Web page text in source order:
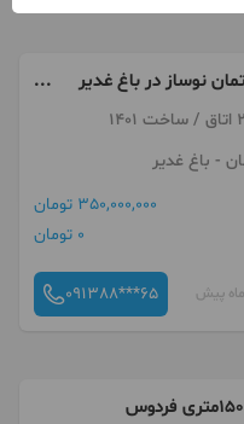
نوساز در باغ غدیر
و داماد
- باغ غدیر
350,000,000 تومان
0 تومان
091388***65